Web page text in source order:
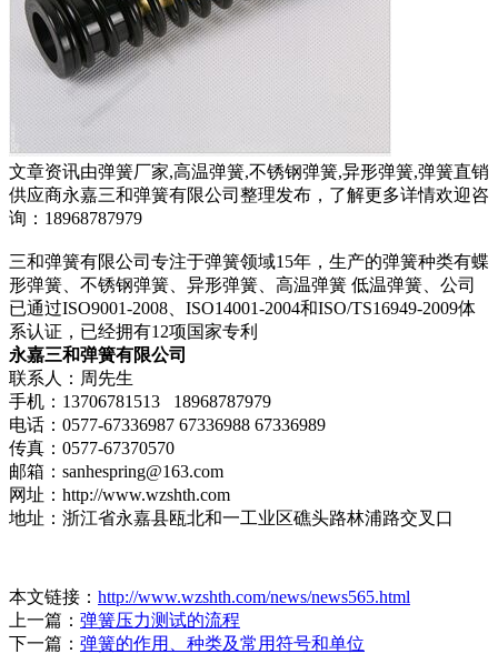
文章资讯由弹簧厂家,高温弹簧,不锈钢弹簧,异形弹簧,弹簧直销
供应商永嘉三和弹簧有限公司整理发布，了解更多详情欢迎咨
询：18968787979
三和弹簧有限公司专注于弹簧领域15年，生产的弹簧种类有蝶
形弹簧、不锈钢弹簧、异形弹簧、高温弹簧 低温弹簧、公司
已通过ISO9001-2008、ISO14001-2004和ISO/TS16949-2009体
系认证，已经拥有12项国家专利
永嘉三和弹簧有限公司
联系人：周先生
手机：13706781513 18968787979
电话：0577-67336987 67336988 67336989
传真：0577-67370570
邮箱：sanhespring@163.com
网址：http://www.wzshth.com
地址：浙江省永嘉县瓯北和一工业区礁头路林浦路交叉口
本文链接： http://www.wzshth.com/news/news565.html
上一篇： 弹簧压力测试的流程
下一篇： 弹簧的作用、种类及常用符号和单位